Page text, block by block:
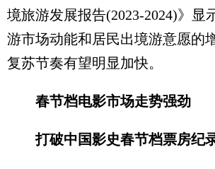
境旅游发展报告(2023-2024)》显
游市场动能和居民出境游意愿的
复苏节奏有望明显加快。
春节档电影市场走势强劲
打破中国影史春节档票房纪